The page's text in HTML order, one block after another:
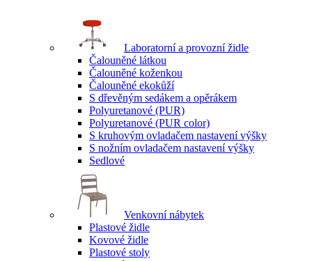
Laboratorní a provozní židle
Čalouněné látkou
Čalouněné koženkou
Čalouněné ekokůží
S dřevěným sedákem a opěrákem
Polyuretanové (PUR)
Polyuretanové (PUR color)
S kruhovým ovladačem nastavení výšky
S nožním ovladačem nastavení výšky
Sedlové
Venkovní nábytek
Plastové židle
Kovové židle
Plastové stoly